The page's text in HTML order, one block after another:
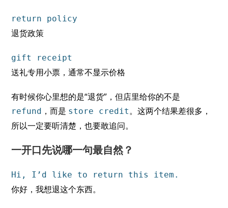
return policy
退货政策
gift receipt
送礼专用小票，通常不显示价格
有时候你心里想的是“退货”，但店里给你的不是
refund ，而是 store credit。这两个结果差很多，
所以一定要听清楚，也要敢追问。
一开口先说哪一句最自然？
Hi, I’d like to return this item.
你好，我想退这个东西。